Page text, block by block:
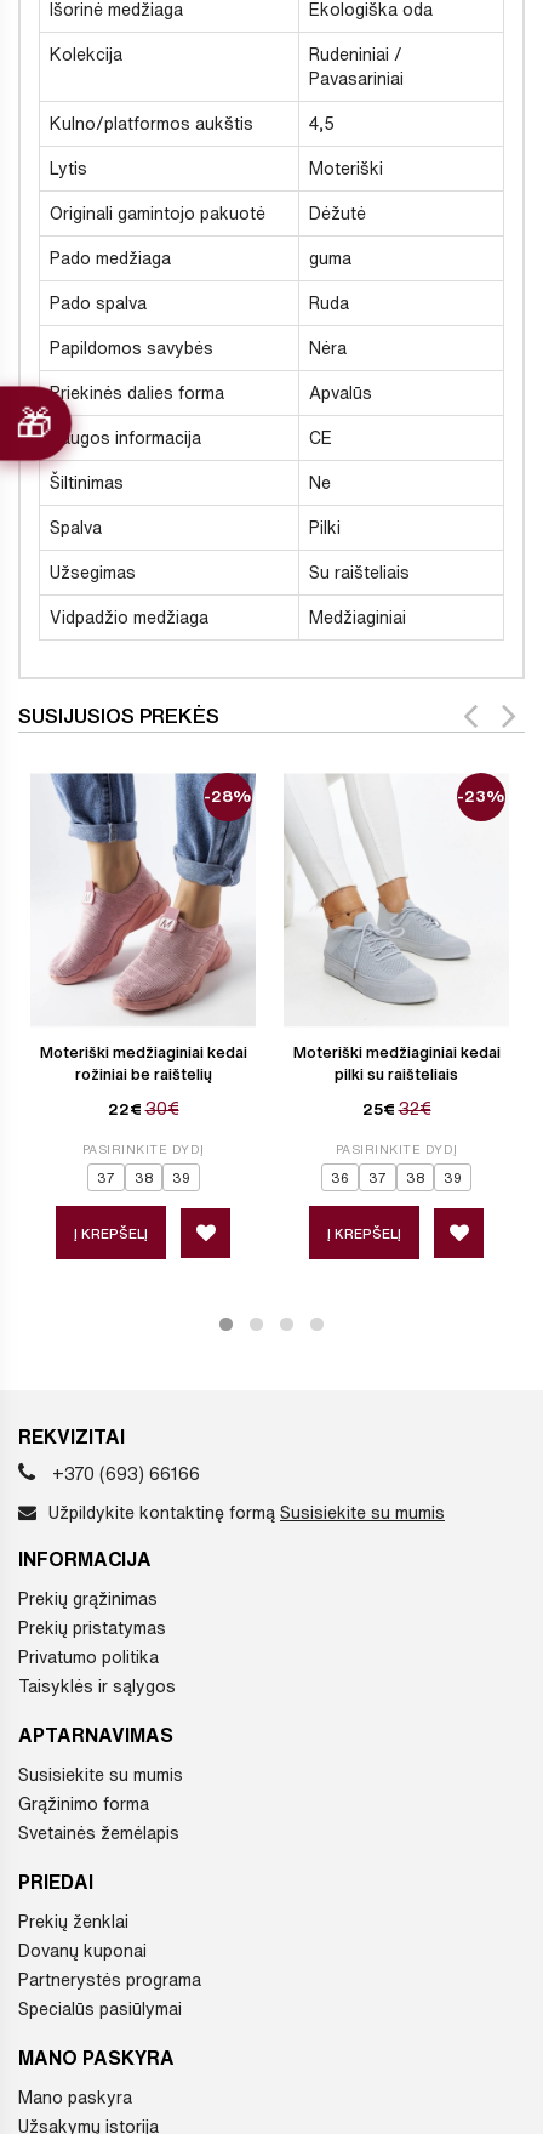
Išorinė medžiaga Ekologiška oda
Kolekcija
Rudeniniai /
Pavasariniai
Kulno/platformos aukštis 4,5
Lytis Moteriški
Originali gamintojo pakuotė Dėžutė
Pado medžiaga guma
Pado spalva Ruda
Papildomos savybės Nėra
Priekinės dalies forma Apvalūs
Saugos informacija CE
Šiltinimas Ne
Spalva Pilki
Užsegimas Su raišteliais
Vidpadžio medžiaga Medžiaginiai
SUSIJUSIOS PREKĖS
Moteriški medžiaginiai kedai
rožiniai be raištelių
22€ 30€
-28%
PASIRINKITE DYDĮ
37 38 39
Į KREPŠELĮ
Moteriški medžiaginiai kedai
pilki su raišteliais
25€ 32€
-23%
PASIRINKITE DYDĮ
36 37 38 39
Į KREPŠELĮ
REKVIZITAI
+370 (693) 66166
Užpildykite kontaktinę formą Susisiekite su mumis
INFORMACIJA
Prekių grąžinimas
Prekių pristatymas
Privatumo politika
Taisyklės ir sąlygos
APTARNAVIMAS
Susisiekite su mumis
Grąžinimo forma
Svetainės žemėlapis
PRIEDAI
Prekių ženklai
Dovanų kuponai
Partnerystės programa
Specialūs pasiūlymai
MANO PASKYRA
Mano paskyra
Užsakymų istorija